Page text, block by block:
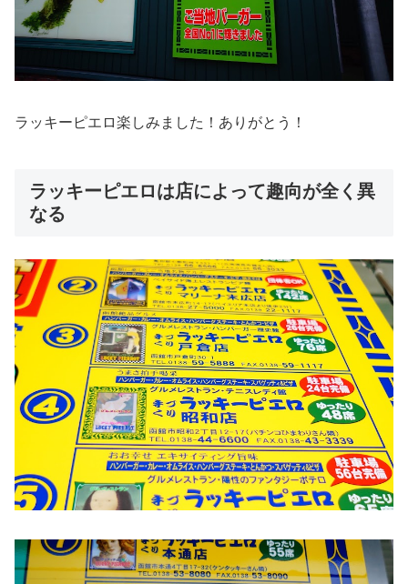
ラッキーピエロ楽しみました！ありがとう！
ラッキーピエロは店によって趣向が全く異
なる